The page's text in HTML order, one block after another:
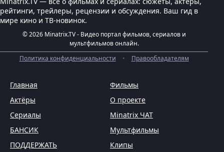
рейтинги, трейлеры, рецензии и обсуждения. Ваш гид в
мире кино и ТВ-новинок.
© 2026 Minatrix.TV - Видео портал фильмов, сериалов и
мультфильмов онлайн.
Политика конфиденциальности
• Правообладателям
Главная
Фильмы
Актёры
О проекте
Сериалы
Minatrix ЧАТ
БАНСИК
Мультфильмы
ПОДДЕРЖАТЬ
Клипы